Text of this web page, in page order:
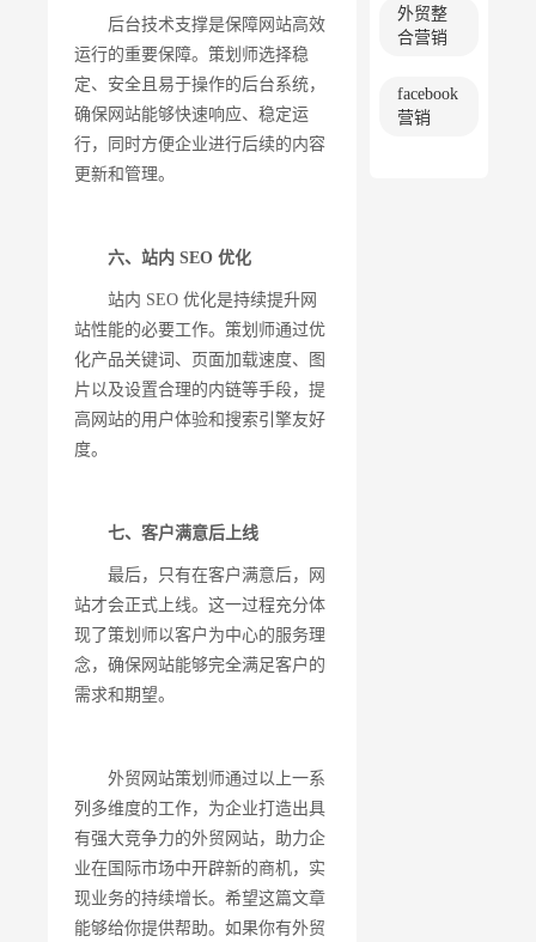
后台技术支撑是保障网站高效
运行的重要保障。策划师选择稳
定、安全且易于操作的后台系统，
确保网站能够快速响应、稳定运
行，同时方便企业进行后续的内容
更新和管理。
六、站内 SEO 优化
站内 SEO 优化是持续提升网
站性能的必要工作。策划师通过优
化产品关键词、页面加载速度、图
片以及设置合理的内链等手段，提
高网站的用户体验和搜索引擎友好
度。
七、客户满意后上线
最后，只有在客户满意后，网
站才会正式上线。这一过程充分体
现了策划师以客户为中心的服务理
念，确保网站能够完全满足客户的
需求和期望。
外贸网站策划师通过以上一系
列多维度的工作，为企业打造出具
有强大竞争力的外贸网站，助力企
业在国际市场中开辟新的商机，实
现业务的持续增长。希望这篇文章
能够给你提供帮助。如果你有外贸
外贸整
合营销
facebook
营销